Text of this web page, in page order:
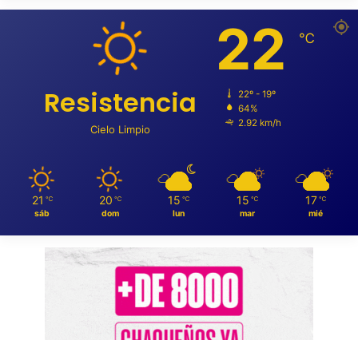
Resistencia
Cielo Limpio
22 ℃
22º - 19º
64%
2.92 km/h
21 ℃
sáb
20 ℃
dom
15 ℃
lun
15 ℃
mar
17 ℃
mié